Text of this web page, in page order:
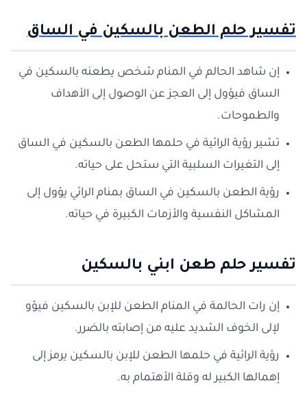
تفسير حلم الطعن بالسكين في الساق
إن شاهد الحالم في المنام شخص يطعنه بالسكين في
الساق فيؤول إلى العجز عن الوصول إلى الأهداف
والطموحات.
تشير رؤية الرائية في حلمها الطعن بالسكين في الساق
إلى التغيرات السلبية التي ستحل على حياته.
رؤية الطعن بالسكين في الساق بمنام الرائي يؤول إلى
المشاكل النفسية والأزمات الكبيرة في حياته.
تفسير حلم طعن ابني بالسكين
إن رات الحالمة في المنام الطعن للإبن بالسكين فيؤو
لإلى الخوف الشديد عليه من إصابته بالضرر.
رؤية الرائية في حلمها الطعن للإبن بالسكين يرمز إلى
إهمالها الكبير له وقلة الأهتمام به.